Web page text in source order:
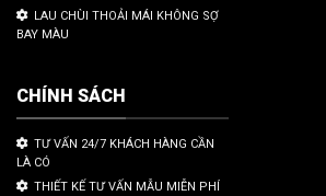
LAU CHÙI THOẢI MÁI KHÔNG SỢ
BAY MÀU
CHÍNH SÁCH
TƯ VẤN 24/7 KHÁCH HÀNG CẦN
LÀ CÓ
THIẾT KẾ TƯ VẤN MẪU MIỄN PHÍ